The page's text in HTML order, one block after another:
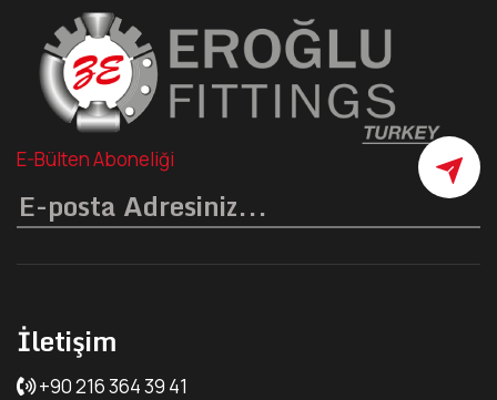
E-Bülten Aboneliği
İletişim
+90 216 364 39 41